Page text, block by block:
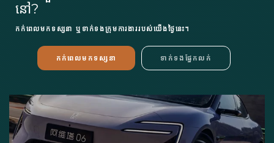
នៅ?
កក់ពេលមកទស្សនា ឬទាក់ទងក្រុមការងាររបស់យើងថ្ងៃនេះ។
កក់ពេលមកទស្សនា ទាក់ទងផ្នែកលក់